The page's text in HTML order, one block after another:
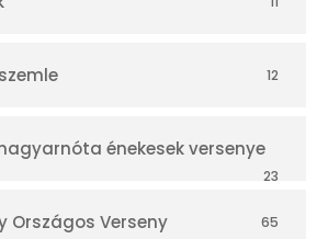
12
énekesek versenye
23
Országos Verseny 65